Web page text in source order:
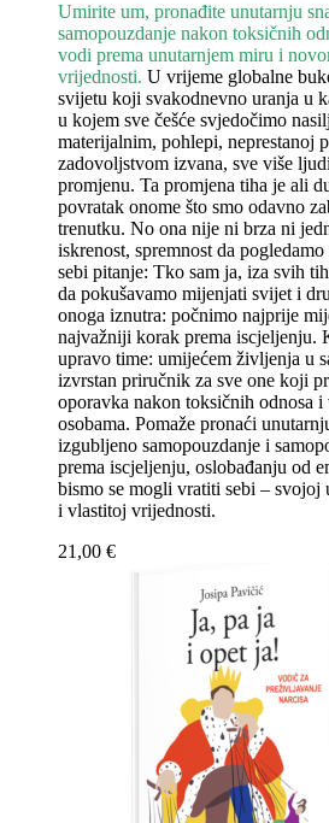
Umirite um, pronađite unutarnju
samopouzdanje nakon toksičnih
vodi prema unutarnjem miru i
vrijednosti. U vrijeme globalne
svijetu koji svakodnevno uranja u
u kojem sve češće svjedočimo
materijalnim, pohlepi, neprestanoj
zadovoljstvom izvana, sve više
promjenu. Ta promjena tiha je ali
povratak onome što smo odavno
trenutku. No ona nije ni brza ni
iskrenost, spremnost da
sebi pitanje: Tko sam ja, iza svih
da pokušavamo mijenjati svijet i
onoga iznutra: počnimo najprije
najvažniji korak prema iscjeljenju.
upravo time: umijećem življenja u
izvrstan priručnik za sve one koji
oporavka nakon toksičnih odnosa i
osobama. Pomaže pronaći
izgubljeno samopouzdanje i
prema iscjeljenju, oslobađanju od
bismo se mogli vratiti sebi – svojoj
i vlastitoj vrijednosti.
21,00 €